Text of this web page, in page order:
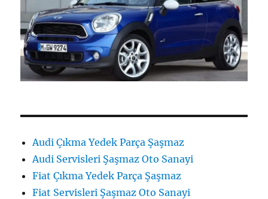
Audi Çıkma Yedek Parça Şaşmaz
Audi Servisleri Şaşmaz Oto Sanayi
Fiat Çıkma Yedek Parça Şaşmaz
Fiat Servisleri Şaşmaz Oto Sanayi